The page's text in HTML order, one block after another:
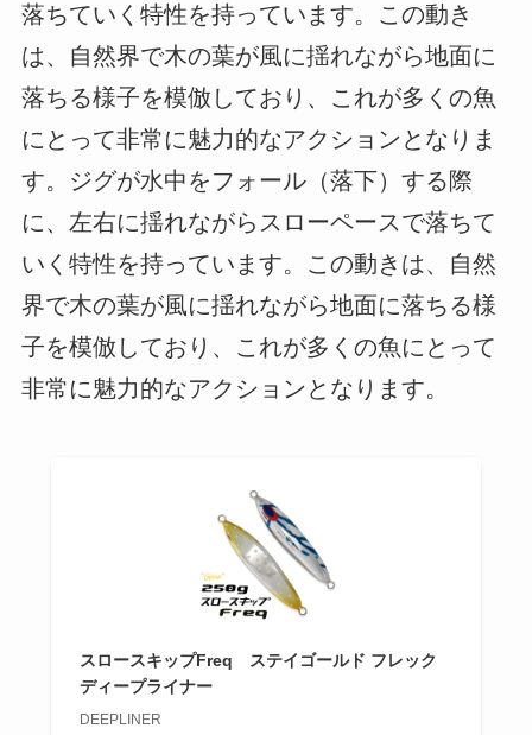
落ちていく特性を持っています。この動き
は、自然界で木の葉が風に揺れながら地面に
落ちる様子を模倣しており、これが多くの魚
にとって非常に魅力的なアクションとなりま
す。ジグが水中をフォール（落下）する際
に、左右に揺れながらスローペースで落ちて
いく特性を持っています。この動きは、自然
界で木の葉が風に揺れながら地面に落ちる様
子を模倣しており、これが多くの魚にとって
非常に魅力的なアクションとなります。
スロースキップFreq ステイゴールド フレック
ディープライナー
DEEPLINER